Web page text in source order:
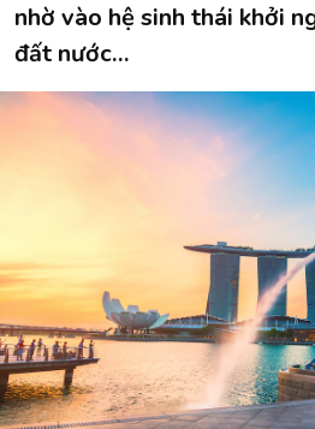
nhờ vào hệ sinh thái khởi
đất nước…